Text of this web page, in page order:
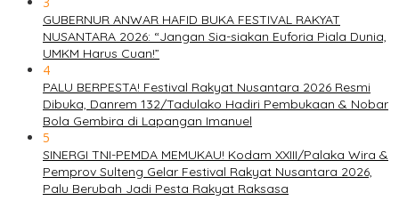
GUBERNUR ANWAR HAFID BUKA FESTIVAL RAKYAT
NUSANTARA 2026: “Jangan Sia-siakan Euforia Piala Dunia,
UMKM Harus Cuan!”
4
PALU BERPESTA! Festival Rakyat Nusantara 2026 Resmi
Dibuka, Danrem 132/Tadulako Hadiri Pembukaan & Nobar
Bola Gembira di Lapangan Imanuel
5
SINERGI TNI-PEMDA MEMUKAU! Kodam XXIII/Palaka Wira &
Pemprov Sulteng Gelar Festival Rakyat Nusantara 2026,
Palu Berubah Jadi Pesta Rakyat Raksasa